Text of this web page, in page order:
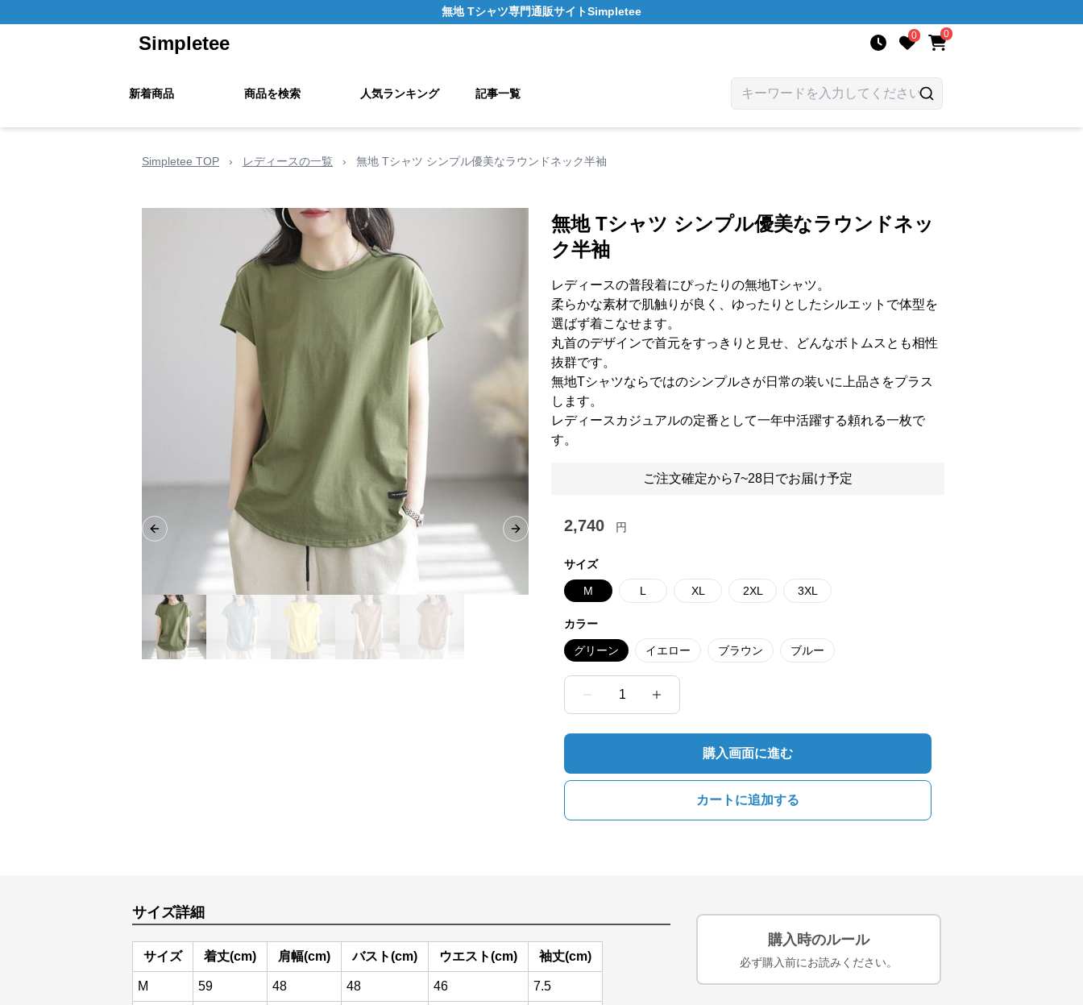
無地 Tシャツ専門通販サイトSimpletee
Simpletee 0 0
新着商品 商品を検索 人気ランキング 記事一覧
Simpletee TOP › レディースの一覧 › 無地 Tシャツ シンプル優美なラウンドネック半袖
Previous slide Next slide
無地 Tシャツ シンプル優美なラウンドネッ
ク半袖
レディースの普段着にぴったりの無地Tシャツ。
柔らかな素材で肌触りが良く、ゆったりとしたシルエットで体型を
選ばず着こなせます。
丸首のデザインで首元をすっきりと見せ、どんなボトムスとも相性
抜群です。
無地Tシャツならではのシンプルさが日常の装いに上品さをプラス
します。
レディースカジュアルの定番として一年中活躍する頼れる一枚で
す。
ご注文確定から7~28日でお届け予定
2,740 円
サイズ
M L XL 2XL 3XL
カラー
グリーン イエロー ブラウン ブルー
1
購入画面に進む
カートに追加する
サイズ詳細
サイズ 着丈(cm) 肩幅(cm) バスト(cm) ウエスト(cm) 袖丈(cm)
M 59 48 48 46 7.5
購入時のルール
必ず購入前にお読みください。